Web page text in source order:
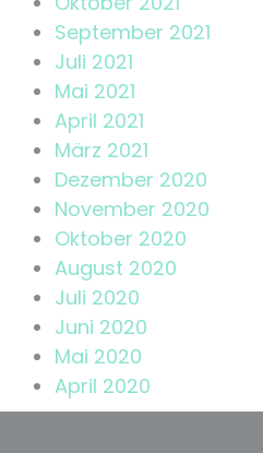
September 2021
Juli 2021
Mai 2021
April 2021
März 2021
Dezember 2020
November 2020
Oktober 2020
August 2020
Juli 2020
Juni 2020
Mai 2020
April 2020